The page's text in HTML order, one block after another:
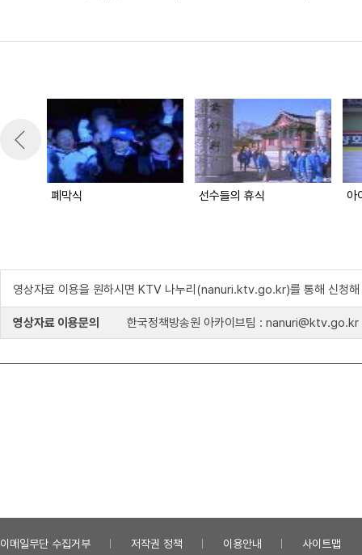
폐막식 선수들의 휴식
영상자료 이용을 원하시면 KTV 나누리(nanuri.ktv.go.kr)를 통해 신청해
영상자료 이용문의 한국정책방송원 아카이브팀 : nanuri@ktv.go.kr
이메일무단 수집거부 저작권 정책 이용안내 사이트맵